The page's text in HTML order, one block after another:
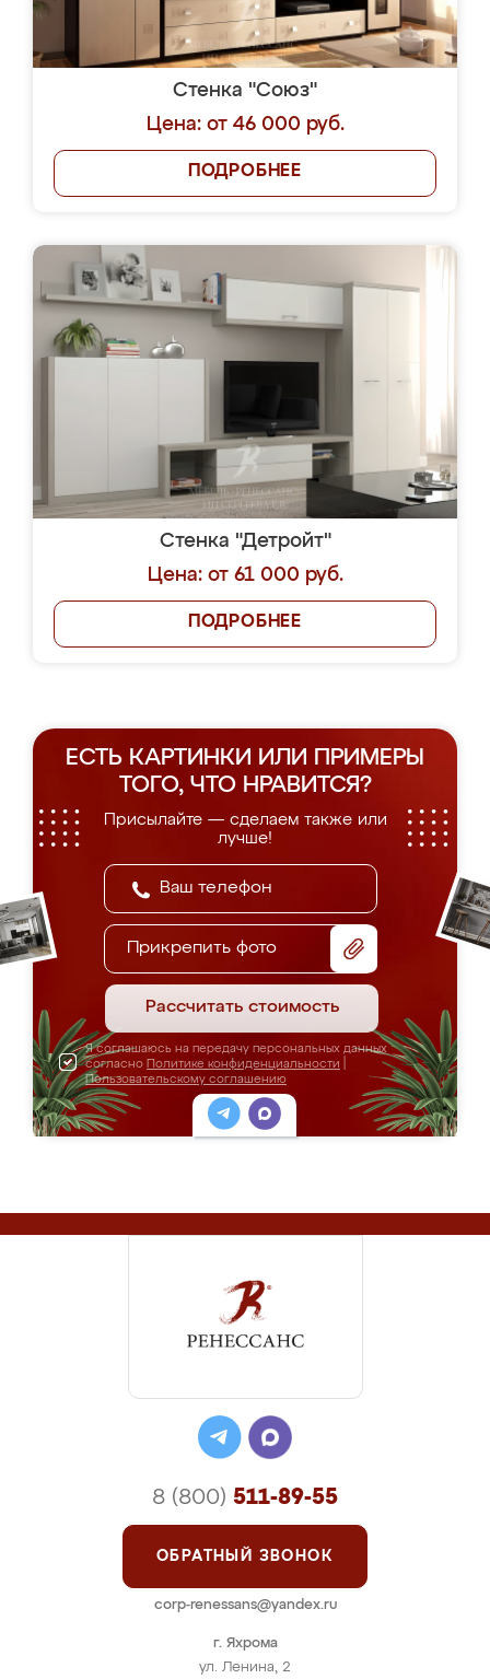
Стенка "Союз"
Цена: от 46 000 руб.
ПОДРОБНЕЕ
Стенка "Детройт"
Цена: от 61 000 руб.
ПОДРОБНЕЕ
ЕСТЬ КАРТИНКИ ИЛИ ПРИМЕРЫ
ТОГО, ЧТО НРАВИТСЯ?
Присылайте — сделаем также или
лучше!
Прикрепить фото
Рассчитать стоимость
Я соглашаюсь на передачу персональных данных
согласно Политике конфиденциальности
Пользовательскому соглашению
г. Яхрома
ул. Ленина, 2
8 (800) 511-89-55
ОБРАТНЫЙ ЗВОНОК
corp-renessans@yandex.ru